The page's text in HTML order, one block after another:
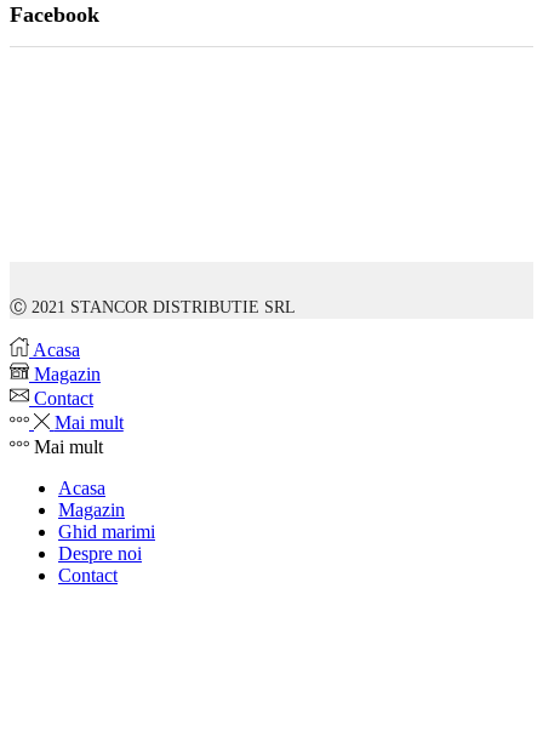
Facebook
Ⓒ 2021 STANCOR DISTRIBUTIE SRL
Acasa
Magazin
Contact
Mai mult
Mai mult
Acasa
Magazin
Ghid marimi
Despre noi
Contact